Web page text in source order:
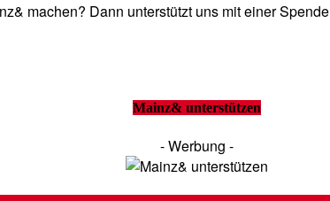
machen? Dann unterstützt uns mit einer
Mainz& unterstützen
- Werbung -